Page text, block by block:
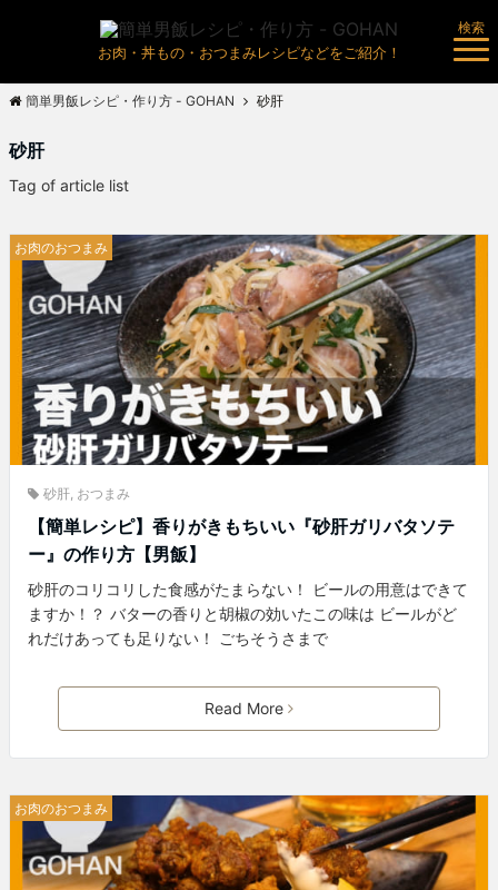
お肉・丼もの・おつまみレシピなどをご紹介！
検索
簡単男飯レシピ・作り方 - GOHAN 砂肝
砂肝
Tag of article list
お肉のおつまみ
砂肝, おつまみ
【簡単レシピ】香りがきもちいい『砂肝ガリバタソテ
ー』の作り方【男飯】
砂肝のコリコリした食感がたまらない！ ビールの用意はできて
ますか！？ バターの香りと胡椒の効いたこの味は ビールがど
れだけあっても足りない！ ごちそうさまで
Read More
お肉のおつまみ